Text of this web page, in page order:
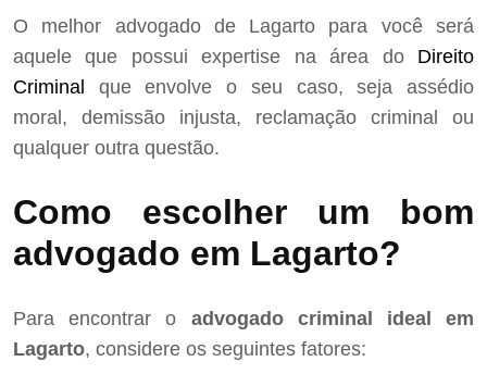
O melhor advogado de Lagarto para você será
aquele que possui expertise na área do Direito
Criminal que envolve o seu caso, seja assédio
moral, demissão injusta, reclamação criminal ou
qualquer outra questão.
Como escolher um bom
advogado em Lagarto?
Para encontrar o advogado criminal ideal em
Lagarto, considere os seguintes fatores: